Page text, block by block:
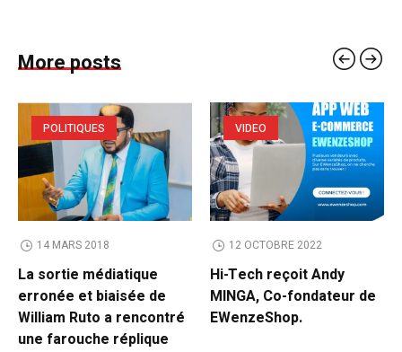
More posts
POLITIQUES
14 MARS 2018
La sortie médiatique
erronée et biaisée de
William Ruto a rencontré
une farouche réplique
VIDEO
12 OCTOBRE 2022
Hi-Tech reçoit Andy
MINGA, Co-fondateur de
EWenzeShop.